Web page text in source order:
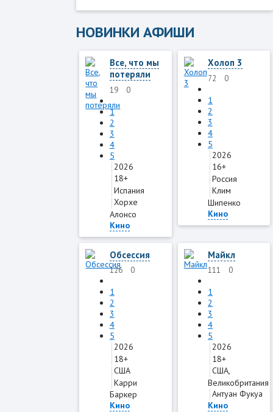
НОВИНКИ АФИШИ
Все, что мы
потеряли
19 0
1
2
3
4
5
2026
18+
Испания
Хорхе
Алонсо
Кино
Холоп 3
72 0
1
2
3
4
5
2026
16+
Россия
Клим
Шипенко
Кино
Обсессия
126 0
1
2
3
4
5
2026
18+
США
Карри
Баркер
Кино
Майкл
111 0
1
2
3
4
5
2026
18+
США,
Великобритания
Антуан Фукуа
Кино